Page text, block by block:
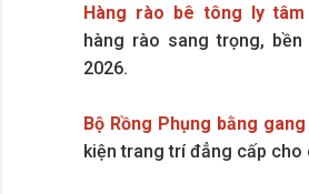
Hàng rào bê tông ly
hàng rào sang trọng,
2026.
Bộ Rồng Phụng bằng
kiện trang trí đẳng cấp cho